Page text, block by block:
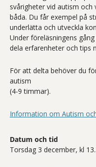
svårigheter vid autism och
båda. Du får exempel på
underlätta och utveckla
Under föreläsningens
dela erfarenheter och tips
För att delta behöver du
autism
(4-9 timmar).
Information om Autism
Datum och tid
Torsdag 3 december, kl